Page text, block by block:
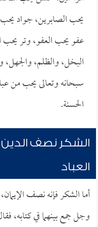
يحب الصابرين، جواد
عفو يحب العفو، وتر
البخل، والظلم،
سبحانه وتعالى يحب من
الحسنة.
الشكر نصف الدين
العباد
أما الشكر فإنه نصف
وجل جمع بينهما في كتابه،